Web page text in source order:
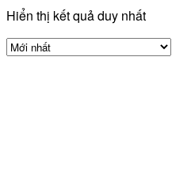
Hiển thị kết quả duy nhất